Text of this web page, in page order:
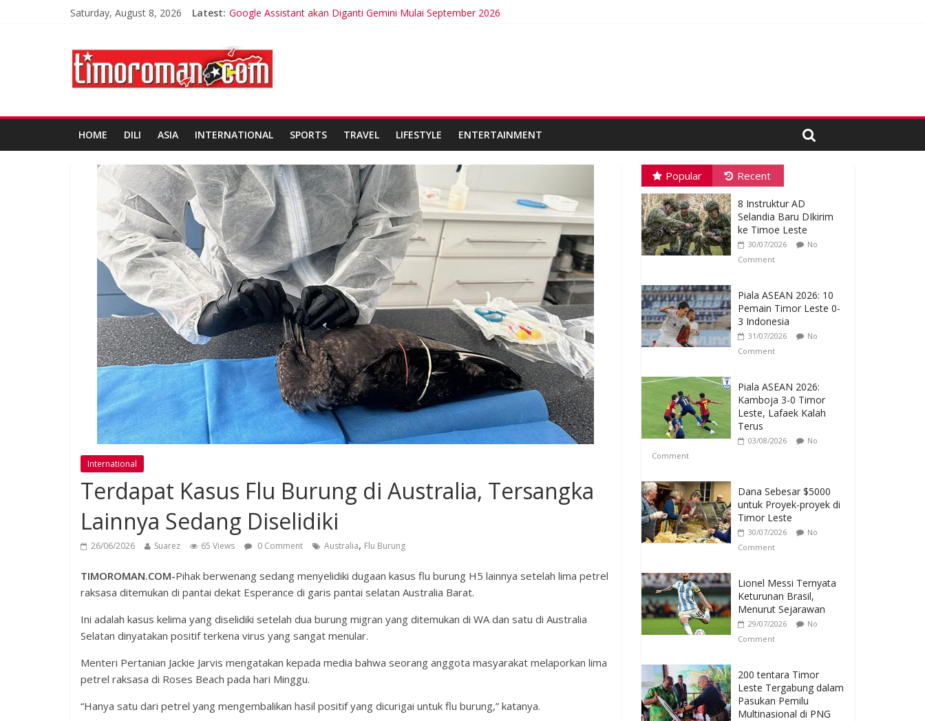
Saturday, August 8, 2026 Latest: Google Assistant akan Diganti Gemini Mulai September 2026
Timor-Leste Meluncurkan Kabel Bawah Laut Internasional Pertama
Friends of Lacluta Bangga Membina Kepemimpinan Lokal di Timor Leste
Kelebihan Protein Bisa Berdampak Buruk bagi Kesehatan
HOME DILI ASIA INTERNATIONAL SPORTS TRAVEL LIFESTYLE ENTERTAINMENT
International
Terdapat Kasus Flu Burung di Australia, Tersangka
Lainnya Sedang Diselidiki
26/06/2026 Suarez 65 Views 0 Comment Australia, Flu Burung
TIMOROMAN.COM-Pihak berwenang sedang menyelidiki dugaan kasus flu burung H5 lainnya setelah lima petrel
raksasa ditemukan di pantai dekat Esperance di garis pantai selatan Australia Barat.
Ini adalah kasus kelima yang diselidiki setelah dua burung migran yang ditemukan di WA dan satu di Australia
Selatan dinyatakan positif terkena virus yang sangat menular.
Menteri Pertanian Jackie Jarvis mengatakan kepada media bahwa seorang anggota masyarakat melaporkan lima
petrel raksasa di Roses Beach pada hari Minggu.
“Hanya satu dari petrel yang mengembalikan hasil positif yang dicurigai untuk flu burung,” katanya.
Popular Recent
8 Instruktur AD
Selandia Baru DIkirim
ke Timoe Leste
30/07/2026
No
Comment
Piala ASEAN 2026: 10
Pemain Timor Leste 0-
3 Indonesia
31/07/2026
No
Comment
Piala ASEAN 2026:
Kamboja 3-0 Timor
Leste, Lafaek Kalah
Terus
03/08/2026
No
Comment
Dana Sebesar $5000
untuk Proyek-proyek di
Timor Leste
30/07/2026
No
Comment
Lionel Messi Ternyata
Keturunan Brasil,
Menurut Sejarawan
29/07/2026
No
Comment
200 tentara Timor
Leste Tergabung dalam
Pasukan Pemilu
Multinasional di PNG